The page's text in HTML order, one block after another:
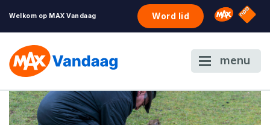
Welkom op MAX Vandaag Word lid Omroep
NPO
menu